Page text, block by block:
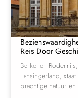
Reis Door
Berkel en
Lansingerland,
prachtige natuur